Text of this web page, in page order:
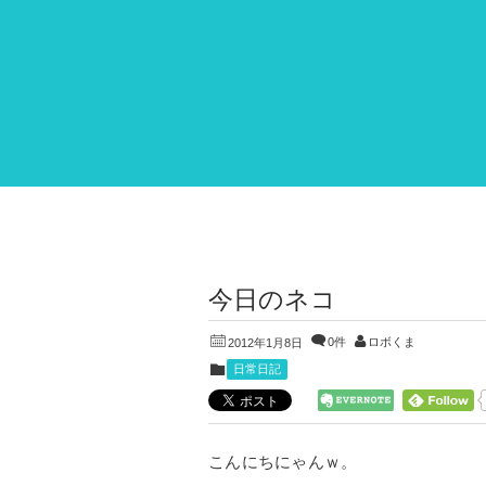
今日のネコ
2012年1月8日 0件 ロボくま
日常日記
こんにちにゃんｗ。